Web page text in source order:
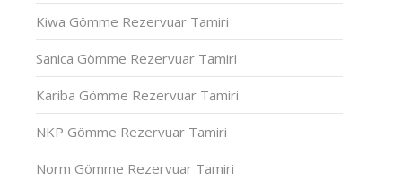
Kiwa Gömme Rezervuar Tamiri
Sanica Gömme Rezervuar Tamiri
Kariba Gömme Rezervuar Tamiri
NKP Gömme Rezervuar Tamiri
Norm Gömme Rezervuar Tamiri